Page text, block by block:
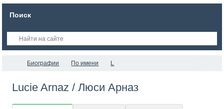
Поиск
Биографии По имени L
Lucie Arnaz / Люси Арназ